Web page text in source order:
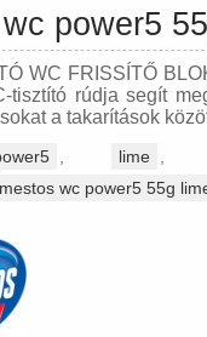
power5
WC FRISSÍTŐ
tisztító rúdja segít
a takarítások
lime
wc power5 55g